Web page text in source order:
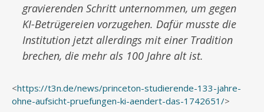
gravierenden Schritt unternommen, um gegen
KI-Betrügereien vorzugehen. Dafür musste die
Institution jetzt allerdings mit einer Tradition
brechen, die mehr als 100 Jahre alt ist.
<https://t3n.de/news/princeton-studierende-133-jahre-
ohne-aufsicht-pruefungen-ki-aendert-das-1742651/>